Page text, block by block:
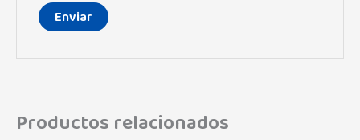
Productos relacionados